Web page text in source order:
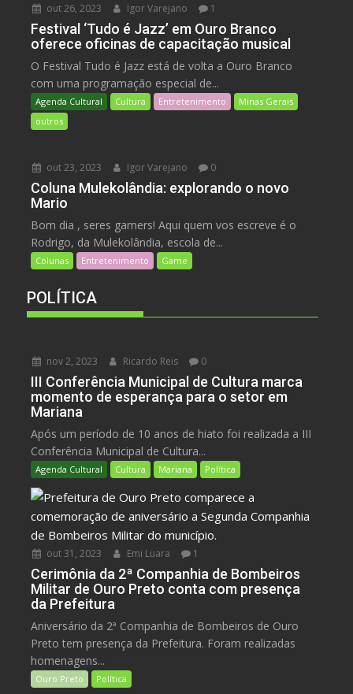
out 26, 2023 Igor Varejano 1
Festival ‘Tudo é Jazz’ em Ouro Branco
oferece oficinas de capacitação musical
O Festival Tudo é Jazz está de volta a Ouro Branco
com uma programação especial de...
Agenda Cultural Cultura Entretenimento
Minas Gerais
outros
out 23, 2023 Igor Varejano 0
Coluna Mulekolândia: explorando o novo
Mario
Bom dia , seres gamers! Aqui quem vos escreve é o
Rodrigo, da Mulekolândia, escola de...
Colunas Entretenimento Game
POLÍTICA
nov 2, 2023 Ricardo Reis 0
III Conferência Municipal de Cultura marca
momento de esperança para o setor em
Mariana
Após um período de 10 anos de hiato foi realizada a III
Conferência Municipal de Cultura...
Agenda Cultural Cultura Mariana Política
out 31, 2023 Emi Luara 1
Cerimônia da 2ª Companhia de Bombeiros
Militar de Ouro Preto conta com presença
da Prefeitura
Aniversário da 2ª Companhia de Bombeiros de Ouro
Preto tem presença da Prefeitura. Foram realizadas
homenagens...
Ouro Preto Política